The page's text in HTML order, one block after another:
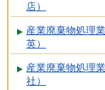
店）
産業廃棄物処理
英）
産業廃棄物処理
社）